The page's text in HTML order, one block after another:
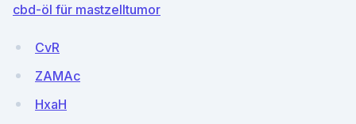
cbd-öl für mastzelltumor
CvR
ZAMAc
HxaH